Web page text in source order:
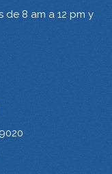
de 8 am a 12 pm y